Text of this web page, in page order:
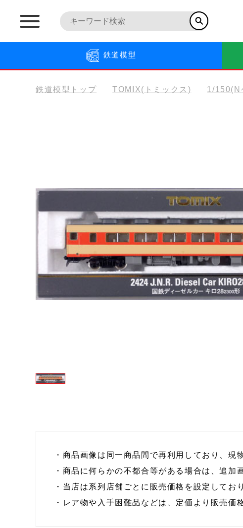
鉄道模型
鉄道模型トップ TOMIX(トミックス) 1/150(N
・商品画像は同一商品間で再利用しており、現
・商品に何らかの不都合等がある場合は、追加
・当店は系列店舗ごとに販売価格を設定して
・レア物や入手困難品などは、定価より販売価